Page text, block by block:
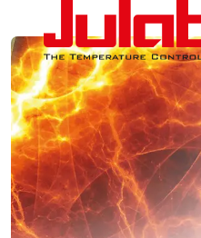
Pular para o conteúdo principal